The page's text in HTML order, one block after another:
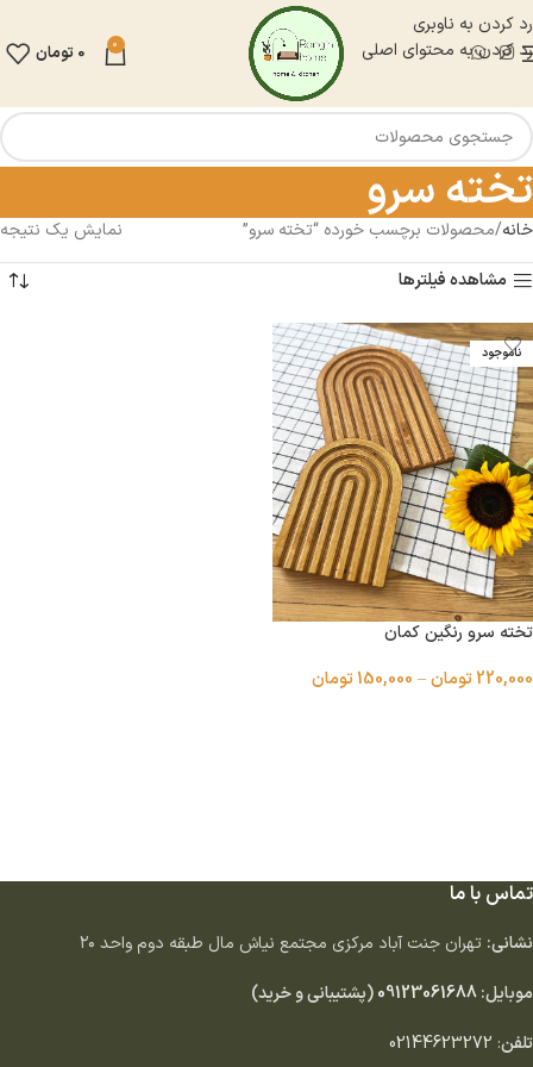
رد کردن به ناوبری
رد کردن به محتوای اصلی
0
0 تومان
تخته سرو
خانه محصولات برچسب خورده “تخته سرو”
نمایش یک نتیجه
مشاهده فیلترها
ناموجود
تخته سرو رنگین کمان
220,000تومان–
150,000تومان
تماس با ما
نشانی: تهران جنت آباد مركزى مجتمع نياش مال طبقه دوم واحد ٢٠
موبایل:09123061688(پشتیبانی و خرید)
تلفن:
02144623272